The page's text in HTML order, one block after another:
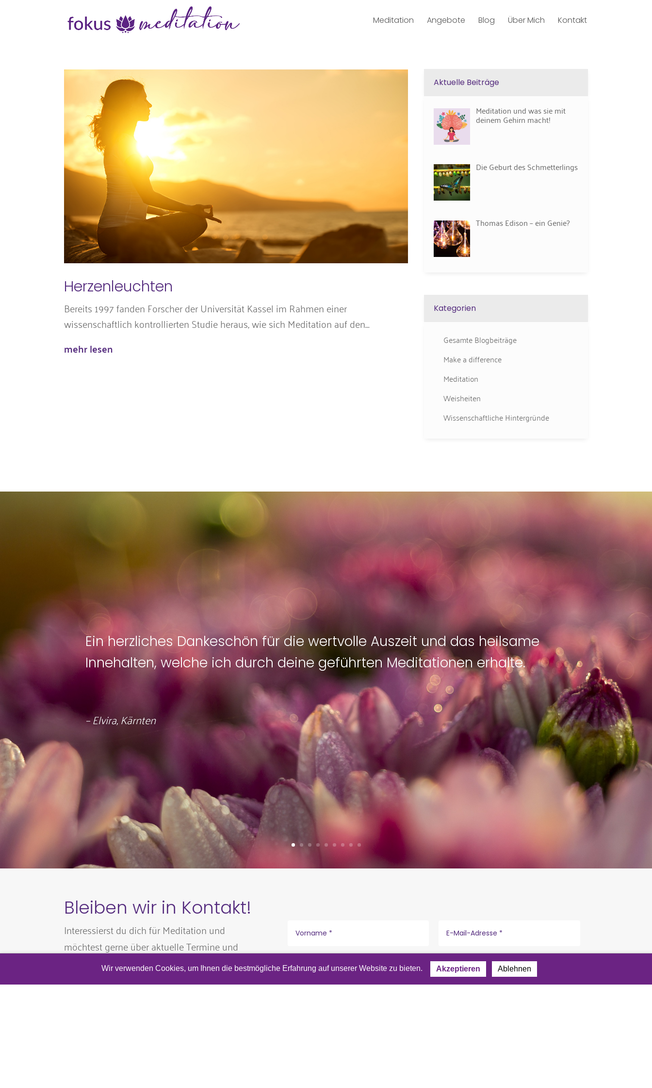
Meditation Angebote Blog Über Mich Kontakt
Herzenleuchten
Bereits 1997 fanden Forscher der Universität Kassel im Rahmen einer
wissenschaftlich kontrollierten Studie heraus, wie sich Meditation auf den...
mehr lesen
Aktuelle Beiträge
Meditation und was sie mit
deinem Gehirn macht!
Die Geburt des Schmetterlings
Thomas Edison – ein Genie?
Kategorien
Gesamte Blogbeiträge
Make a difference
Meditation
Weisheiten
Wissenschaftliche Hintergründe
Ein herzliches Dankeschön für die wertvolle Auszeit und das heilsame
Innehalten, welche ich durch deine geführten Meditationen erhalte.
– Elvira, Kärnten
Bleiben wir in Kontakt!
Interessierst du dich für Meditation und
möchtest gerne über aktuelle Termine und
Neuigkeiten informiert werden? Dann
Wir verwenden Cookies, um Ihnen die bestmögliche Erfahrung auf unserer Website zu bieten. Akzeptieren Ablehnen